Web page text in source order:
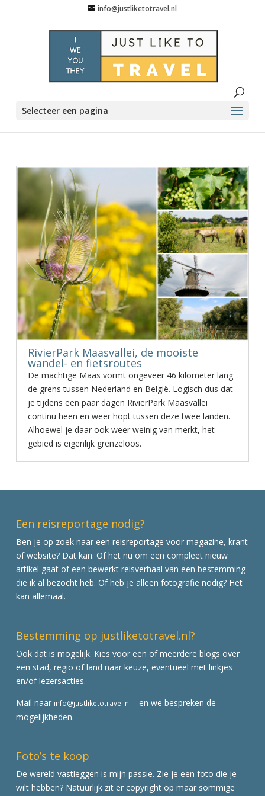
info@justliketotravel.nl
Selecteer een pagina
RivierPark Maasvallei, de mooiste
wandel- en fietsroutes
De machtige Maas vormt ongeveer 46 kilometer lang
de grens tussen Nederland en België. Logisch dus dat
je tijdens een paar dagen RivierPark Maasvallei
continu heen en weer hopt tussen deze twee landen.
Alhoewel je daar ook weer weinig van merkt, het
gebied is eigenlijk grenzeloos.
Een reisreportage nodig?
Ben je op zoek naar een reisreportage voor magazine, krant
of website? Dat kan. Of het nu om een compleet nieuw
artikel gaat of een bewerkt reisverhaal van een bestemming
die ik al bezocht heb. Of heb je alleen fotografie nodig? Het
kan allemaal.
Bestemming op justliketotravel.nl?
Ook dat is mogelijk. Kies voor een of meerdere blogs over
een stad, regio of land naar keuze, eventueel met linkjes
en/of lezersacties.
Mail naar info@justliketotravel.nl
en we bespreken de
mogelijkheden.
Foto’s te koop
De wereld vastleggen is mijn passie. Zie je een foto die je
wilt hebben? Natuurlijk zit er copyright op maar sommige